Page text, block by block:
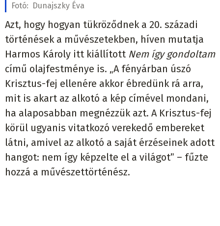
Fotó: Dunajszky Éva
Azt, hogy hogyan tükröződnek a 20. századi
történések a művészetekben, híven mutatja
Harmos Károly itt kiállított Nem így gondoltam
című olajfestménye is. „A fényárban úszó
Krisztus-fej ellenére akkor ébredünk rá arra,
mit is akart az alkotó a kép címével mondani,
ha alaposabban megnézzük azt. A Krisztus-fej
körül ugyanis vitatkozó verekedő embereket
látni, amivel az alkotó a saját érzéseinek adott
hangot: nem így képzelte el a világot” – fűzte
hozzá a művészettörténész.